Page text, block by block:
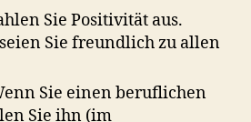
Sie Positivität aus.
Sie freundlich zu allen
Sie einen beruflichen
Sie ihn (im